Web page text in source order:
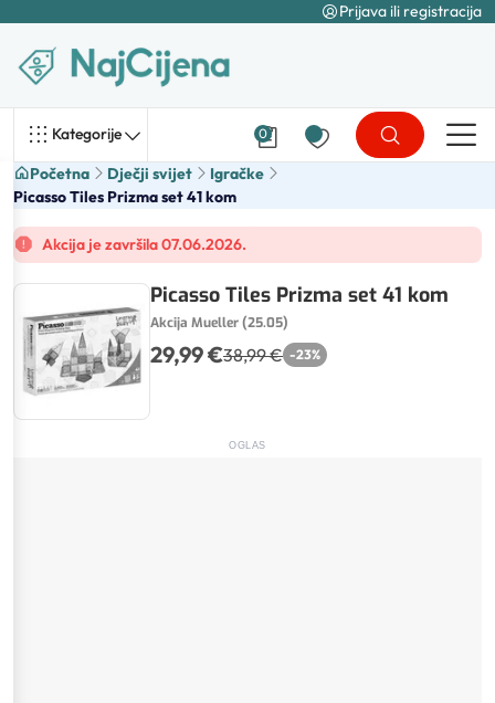
Prijava ili registracija
Kategorije 0
Početna Dječji svijet
Igračke
Picasso Tiles Prizma set 41 kom
Akcija je završila 07.06.2026.
Picasso Tiles Prizma set 41 kom
Akcija Mueller (25.05)
29,99 €38,99 € -23%
OGLAS